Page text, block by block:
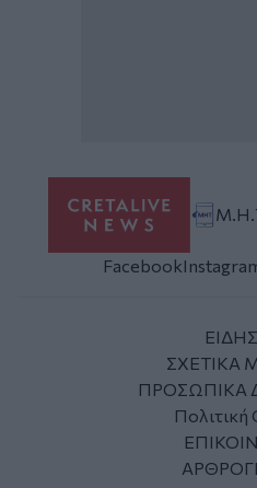
Facebook
ΣΧΕΤΙΚΑ
ΠΡΟΣΩΠΙΚΑ
Πολιτική